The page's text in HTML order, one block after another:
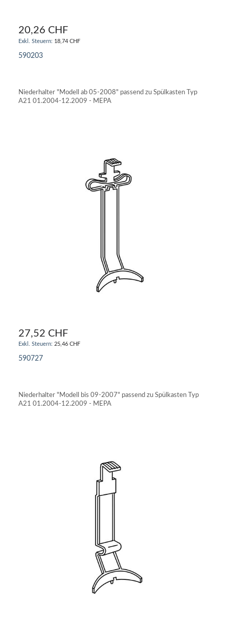
20,26 CHF
18,74 CHF
590203
Niederhalter "Modell ab 05-2008" passend zu Spülkasten Typ
A21 01.2004-12.2009 - MEPA
27,52 CHF
25,46 CHF
590727
Niederhalter "Modell bis 09-2007" passend zu Spülkasten Typ
A21 01.2004-12.2009 - MEPA